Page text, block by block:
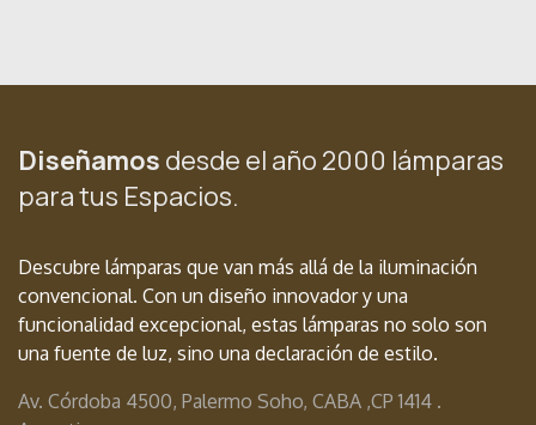
Diseñamos desde el año 2000 lámparas
para tus Espacios.
Descubre lámparas que van más allá de la iluminación
convencional. Con un diseño innovador y una
funcionalidad excepcional, estas lámparas no solo son
una fuente de luz, sino una declaración de estilo.
Av. Córdoba 4500, Palermo Soho, CABA ,CP 1414 .